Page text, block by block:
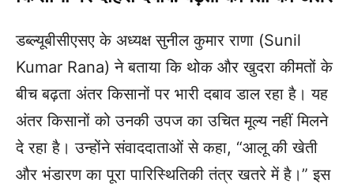
डब्ल्यूबीसीएसए के अध्यक्ष सुनील कुमार राणा (Sunil
Kumar Rana) ने बताया कि थोक और खुदरा कीमतों के
बीच बढ़ता अंतर किसानों पर भारी दबाव डाल रहा है। यह
अंतर किसानों को उनकी उपज का उचित मूल्य नहीं मिलने
दे रहा है। उन्होंने संवाददाताओं से कहा, “आलू की खेती
और भंडारण का पूरा पारिस्थितिकी तंत्र खतरे में है।” इस